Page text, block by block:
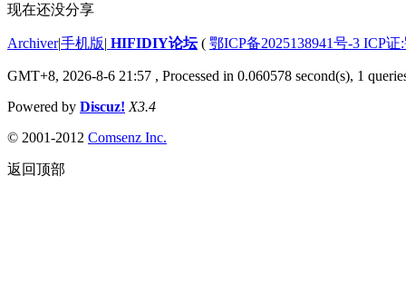
现在还没分享
Archiver|手机版| HIFIDIY论坛( 鄂ICP备2025138941号-3 ICP
GMT+8, 2026-8-6 21:57 , Processed in 0.060578 second(s), 1
Powered by Discuz! X3.4
© 2001-2012 Comsenz Inc.
返回顶部